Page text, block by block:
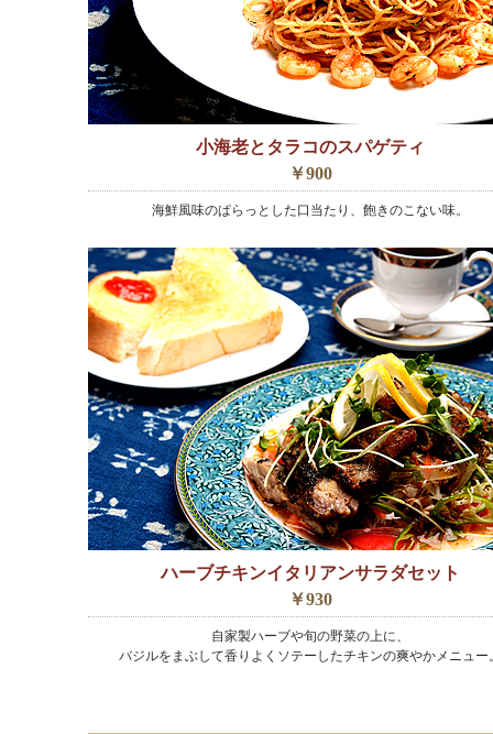
小海老とタラコのスパゲティ
￥900
海鮮風味のぱらっとした口当たり、飽きのこない味。
ハーブチキンイタリアンサラダセット
￥930
自家製ハーブや旬の野菜の上に、
バジルをまぶして香りよくソテーしたチキンの爽やかメニュー